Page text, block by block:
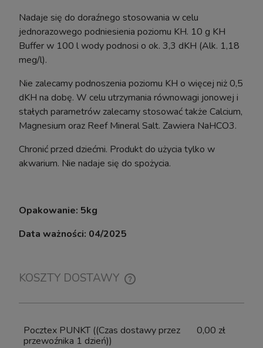
powiadom o dostępności
Biały-Beton
Nadaje się do doraźnego stosowania w celu
jednorazowego podniesienia poziomu KH. 10 g KH
Buffer w 100 l wody podnosi o ok. 3,3 dKH (Alk. 1,18
meg/l).
Nie zalecamy podnoszenia poziomu KH o więcej niż 0,5
dKH na dobę. W celu utrzymania równowagi jonowej i
stałych parametrów zalecamy stosować także Calcium,
Magnesium oraz Reef Mineral Salt. Zawiera NaHCO3.
Chronić przed dziećmi. Produkt do użycia tylko w
akwarium. Nie nadaje się do spożycia.
Opakowanie: 5kg
Data ważności: 04/2025
KOSZTY DOSTAWY
CENA NIE ZAWIERA EWENTUALNYCH KOSZTÓW
Pocztex PUNKT ((Czas dostawy przez
przewoźnika 1 dzień))
0,00 zł